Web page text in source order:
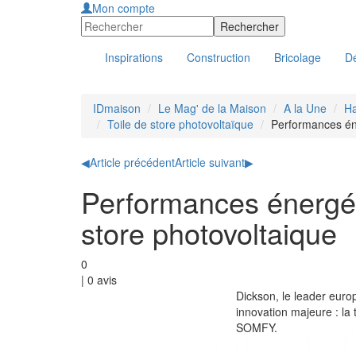
Mon compte
Inspirations Construction Bricolage
IDmaison Le Mag' de la Maison A la Une
Toile de store photovoltaïque
Performances
◀Article précédentArticle suivant▶
Performances
store photovoltaique
0
| 0 avis
Dickson, le leader
innovation majeure :
SOMFY.